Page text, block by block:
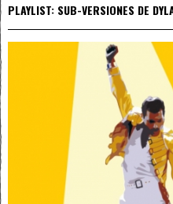
PLAYLIST: SUB-VERSIONES DE